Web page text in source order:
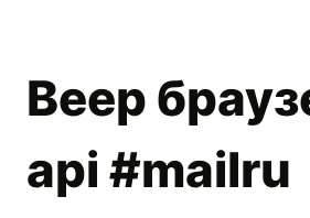
Веер
api #mailru